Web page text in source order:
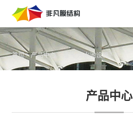
首页>产品中心 沼气/污水池设施
产品中心